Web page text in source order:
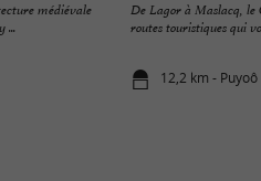
médiévale
...
De Lagor à Maslacq, le
routes touristiques qui
12,2 km - Puyoô